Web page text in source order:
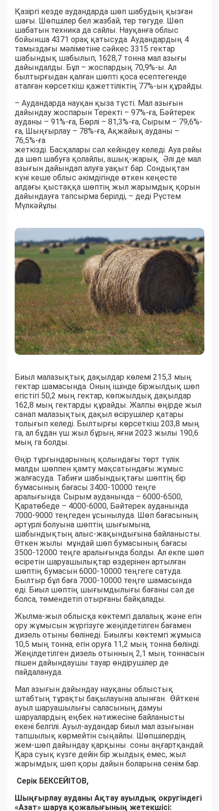
Қазіргі кезде аудандарда шөп шабудың қызған
шағы. Шөпшілер бел жазбай, тер төгуде. Шөп
шабатын техника да сайлы. Науқанға облыс
бойынша 4371 орақ қатысуда. Аудандардың 4
тамыздағы мәліметіне сәйкес 3315 гектар
шабындық шабылып, 1628,7 тонна мал азығы
дайындалды. Бұл – жоспардың 70,9%-ы. Ал
былтырғыдан қалған шөпті қоса есептегенде
аталған көрсеткіш қажеттіліктің 77%-ын құрайды.
– Аудандарда науқан қыза түсті. Мал азығын
дайындау жоспарын Теректі – 97%-ға, Бәйтерек
ауданы – 91%-ға, Бөрлі – 81,3%-ға, Сырым – 79,6%-
ға, Шыңғырлау – 78%-ға, Ақжайық ауданы –
76,5%-ға
жеткізді. Басқалары сәл кейіндеу келеді. Ауа райы
да шөп шабуға қолайлы, ашық-жарық. Әлі де мал
азығын дайындап алуға уақыт бар. Сондықтан
күні кеше облыс әкімдігінде өткен кеңесте
алдағы қыстаққа шөптің жыл жарымдық қорын
дайындауға тапсырма берілді, – деді Рүстем
Мүлкәйұлы.
Биыл малазықтық дақылдар көлемі 215,3 мың
гектар шамасында. Оның ішінде біржылдық шөп
егістігі 50,2 мың гектар, көпжылдық дақылдар
162,8 мың гектарды құрайды. Жалпы өңірде жыл
санап малазықтық дақыл өсірушілер қатары
толығып келеді. Былтырғы көрсеткіш 203,8 мың
га, ал бұдан үш жыл бұрын, яғни 2023 жылы 190,6
мың га болды.
Өңір тұрғындарының қолындағы төрт түлік
малды шөппен қамту мақсатындағы жұмыс
жалғасуда. Табиғи шабындықтағы шөптің бір
бумасының бағасы 3400-10000 теңге
аралығында. Сырым ауданында – 6000-6500,
Қаратөбеде – 4000-6000, Бәйтерек ауданында
7000-9000 теңгеден ұсынылуда. Шөп бағасының
әртүрлі болуына шөптің шығымына,
шабындықтың алыс-жақындығына байланысты.
Өткен жылы мұндай шөп бумасының бағасы
3500-12000 теңге аралығында болды. Ал екпе шөп
өсіретін шаруашылықтар өздерінен артылған
шөптің бумасын 6000-10000 теңгеге сатуда.
Былтыр бұл баға 7000-10000 теңге шамасында
еді. Биыл шөптің шығымдылығы бағаны сәл де
болса, төмендетіп отырғаны байқалады.
Жылма-жыл облысқа көктемгі далалық және егін
ору жұмысын жүргізуге жеңілдетілген бағамен
дизель отыны бөлінеді. Биылғы көктемгі жұмыса
10,5 мың тонна, егін оруға 11,2 мың тонна бөлінді.
Жеңілдетілген дизель отынның 2,1 мың тоннасын
пішен дайындаушы тауар өндірушілер де
пайдалануда.
Мал азығын дайындау науқаны облыстық
штабтың тұрақты бақылауына алынған. Өйткені
ауыл шаруашылығы саласының дамуы
шаруалардың еңбек нәтижесіне байланысты
екені белгілі. Ауыл-аудандар биыл мал азығынан
тапшылық көрмейтін сыңайлы. Шөпшілердің
жем-шөп дайындау қарқыны соны аңғартқандай.
Қара суық күзге дейін бір жылдық емес, жыл
жарымдық шөп қоры дайын боларына сенім бар.
Серік БЕКСЕЙІТОВ,
Шыңғырлау ауданы Ақтау ауылдық округіндегі
«Азат» шаруа қожалығының жетекшісі: